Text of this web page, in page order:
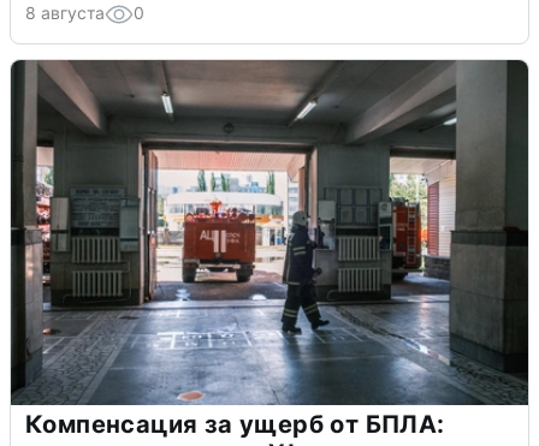
8 августа 0
Компенсация за ущерб от БПЛА: